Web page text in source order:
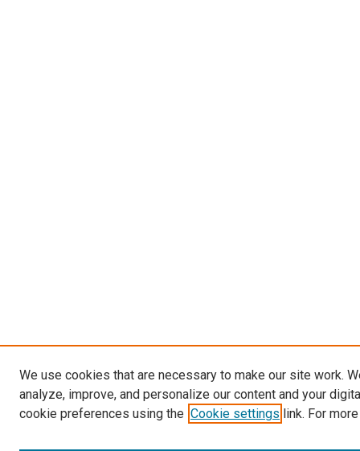
We use cookies that are necessary to make our site work.
analyze, improve, and personalize our content and your
cookie preferences using the Cookie settings link. For